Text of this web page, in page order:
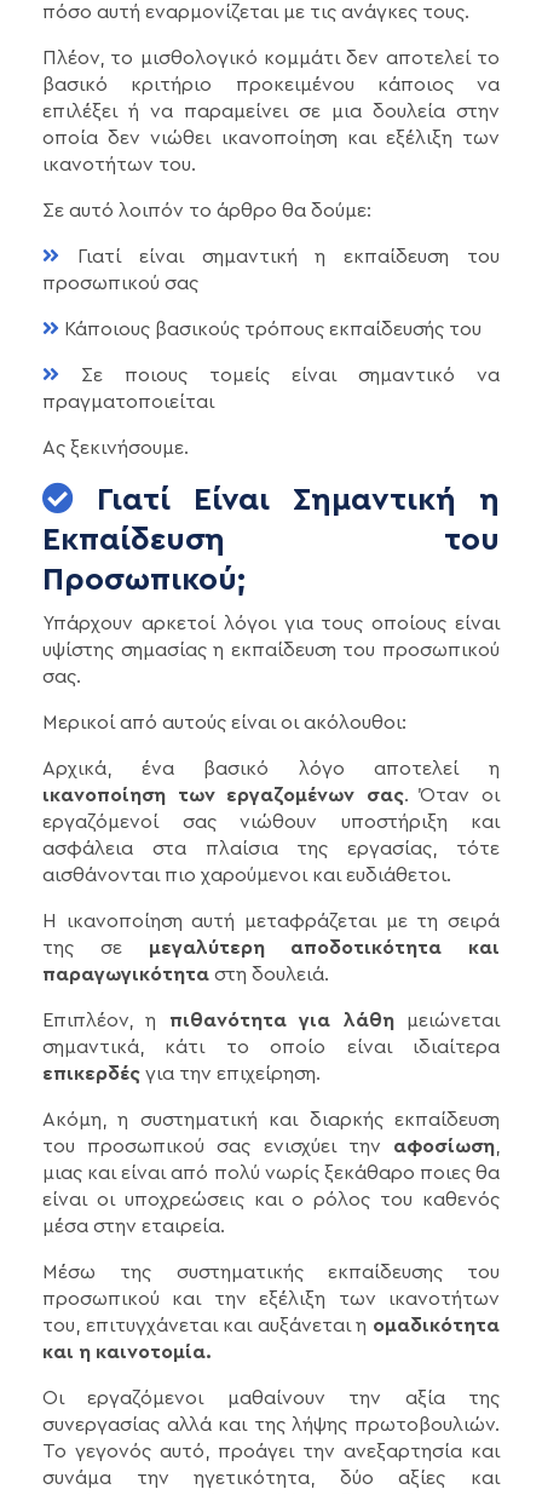
πόσο αυτή εναρμονίζεται με τις ανάγκες τους.
Πλέον, το μισθολογικό κομμάτι δεν αποτελεί το
βασικό κριτήριο προκειμένου κάποιος να
επιλέξει ή να παραμείνει σε μια δουλεία στην
οποία δεν νιώθει ικανοποίηση και εξέλιξη των
ικανοτήτων του.
Σε αυτό λοιπόν το άρθρο θα δούμε:
Γιατί είναι σημαντική η εκπαίδευση του
προσωπικού σας
Κάποιους βασικούς τρόπους εκπαίδευσής του
Σε ποιους τομείς είναι σημαντικό να
πραγματοποιείται
Ας ξεκινήσουμε.
Γιατί Είναι Σημαντική η
Εκπαίδευση του
Προσωπικού;
Υπάρχουν αρκετοί λόγοι για τους οποίους είναι
υψίστης σημασίας η εκπαίδευση του προσωπικού
σας.
Μερικοί από αυτούς είναι οι ακόλουθοι:
Αρχικά, ένα βασικό λόγο αποτελεί η
ικανοποίηση των εργαζομένων σας. Όταν οι
εργαζόμενοί σας νιώθουν υποστήριξη και
ασφάλεια στα πλαίσια της εργασίας, τότε
αισθάνονται πιο χαρούμενοι και ευδιάθετοι.
Η ικανοποίηση αυτή μεταφράζεται με τη σειρά
της σε μεγαλύτερη αποδοτικότητα και
παραγωγικότητα στη δουλειά.
Επιπλέον, η πιθανότητα για λάθημειώνεται
σημαντικά, κάτι το οποίο είναι ιδιαίτερα
επικερδές για την επιχείρηση.
Ακόμη, η συστηματική και διαρκής εκπαίδευση
του προσωπικού σας ενισχύει την αφοσίωση
μιας και είναι από πολύ νωρίς ξεκάθαρο ποιες θα
είναι οι υποχρεώσεις και ο ρόλος του καθενός
μέσα στην εταιρεία.
Μέσω της συστηματικής εκπαίδευσης του
προσωπικού και την εξέλιξη των ικανοτήτων
του, επιτυγχάνεται και αυξάνεται η ομαδικότητα
και η καινοτομία.
Οι εργαζόμενοι μαθαίνουν την αξία της
συνεργασίας αλλά και της λήψης πρωτοβουλιών.
Το γεγονός αυτό, προάγει την ανεξαρτησία και
συνάμα την ηγετικότητα, δύο αξίες και